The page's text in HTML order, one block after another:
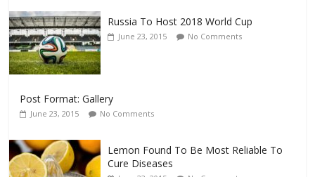
Russia To Host 2018 World Cup
June 23, 2015 No Comments
Post Format: Gallery
June 23, 2015 No Comments
Lemon Found To Be Most Reliable To
Cure Diseases